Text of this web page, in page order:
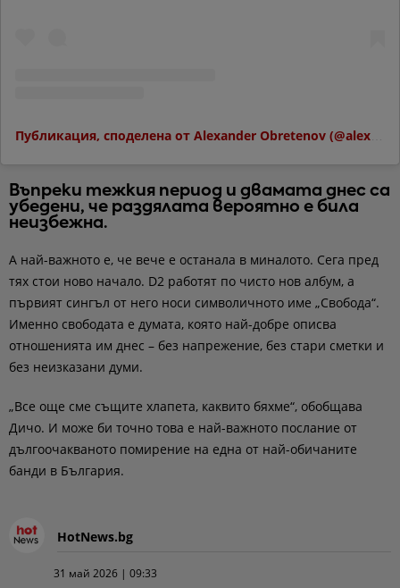
Въпреки тежкия период и двамата днес са
убедени, че раздялата вероятно е била
неизбежна.
А най-важното е, че вече е останала в миналото. Сега пред
тях стои ново начало. D2 работят по чисто нов албум, а
първият сингъл от него носи символичното име „Свобода“.
Именно свободата е думата, която най-добре описва
отношенията им днес – без напрежение, без стари сметки и
без неизказани думи.
„Все още сме същите хлапета, каквито бяхме“, обобщава
Дичо. И може би точно това е най-важното послание от
дългоочакваното помирение на една от най-обичаните
банди в България.
HotNews.bg
31 май 2026 | 09:33